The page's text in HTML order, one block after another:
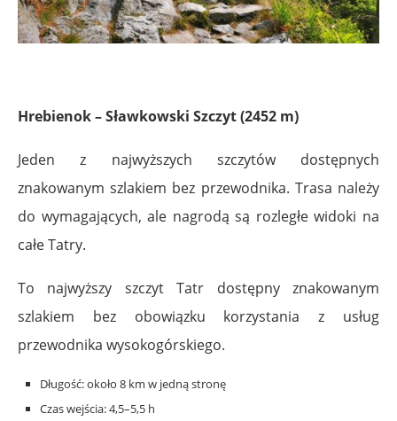
Hrebienok – Sławkowski Szczyt (2452 m)
Jeden z najwyższych szczytów dostępnych
znakowanym szlakiem bez przewodnika. Trasa należy
do wymagających, ale nagrodą są rozległe widoki na
całe Tatry.
To najwyższy szczyt Tatr dostępny znakowanym
szlakiem bez obowiązku korzystania z usług
przewodnika wysokogórskiego.
Długość: około 8 km w jedną stronę
Czas wejścia: 4,5–5,5 h